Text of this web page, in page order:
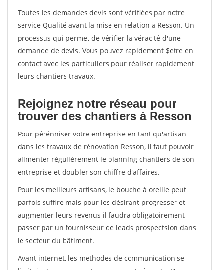
Toutes les demandes devis sont vérifiées par notre
service Qualité avant la mise en relation à Resson. Un
processus qui permet de vérifier la véracité d'une
demande de devis. Vous pouvez rapidement $etre en
contact avec les particuliers pour réaliser rapidement
leurs chantiers travaux.
Rejoignez notre réseau pour
trouver des chantiers à Resson
Pour pérénniser votre entreprise en tant qu'artisan
dans les travaux de rénovation Resson, il faut pouvoir
alimenter régulièrement le planning chantiers de son
entreprise et doubler son chiffre d'affaires.
Pour les meilleurs artisans, le bouche à oreille peut
parfois suffire mais pour les désirant progresser et
augmenter leurs revenus il faudra obligatoirement
passer par un fournisseur de leads prospectsion dans
le secteur du bâtiment.
Avant internet, les méthodes de communication se